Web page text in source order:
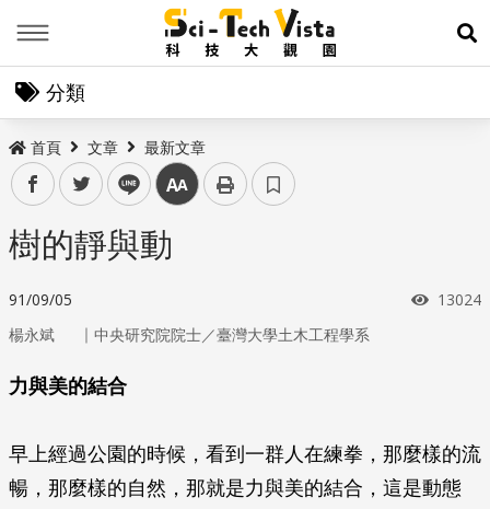
展
分類
首頁 文章 最新文章
facebooktwitter line 中
樹的靜與動
91/09/05 瀏覽次
13024
楊永斌 ｜ 中央研究院院士／臺灣大學土木工程學系
力與美的結合
早上經過公園的時候，看到一群人在練拳，那麼樣的流
暢，那麼樣的自然，那就是力與美的結合，這是動態